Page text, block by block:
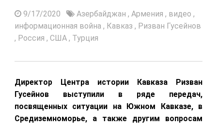
9/17/2020 Азербайджан , Армения , видео ,
информационная война , Кавказ , Ризван Гусейнов
, Россия , США , Турция
Директор Центра истории Кавказа Ризван
Гусейнов выступили в ряде передач,
посвященных ситуации на Южном Кавказе, в
Средиземноморье, а также другим вопросам